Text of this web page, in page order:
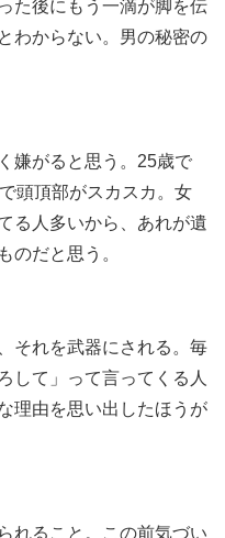
た後にもう一滴が脚を伝
わからない。男の秘密の
嫌がると思う。25歳で
頭頂部がスカスカ。女
る人多いから、あれが遺
のだと思う。
それを武器にされる。毎
して」って言ってくる人
理由を思い出したほうが
れること。この前気づい